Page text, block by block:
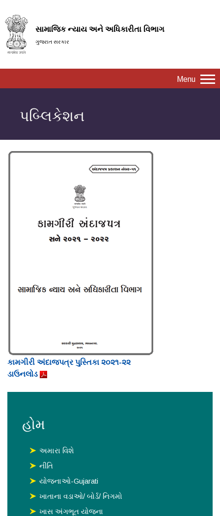
સામાજિક ન્યાય અને અધિકારીતા વિભાગ
ગુજરાત સરકાર
Menu
પબ્લિકેશન
કામગીરી અંદાજપત્ર પુસ્તિકા ૨૦૨૧-૨૨
ડાઉનલોડ
હોમ
અમારા વિશે
નીતિ
યોજનાઓ-Gujarati
ખાતાના વડાઓ/ બોર્ડ/ નિગમો
ખાસ અંગભૂત યોજના